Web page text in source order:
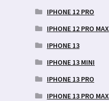
IPHONE 12 PRO
IPHONE 12 PRO MAX
IPHONE 13
IPHONE 13 MINI
IPHONE 13 PRO
IPHONE 13 PRO MAX